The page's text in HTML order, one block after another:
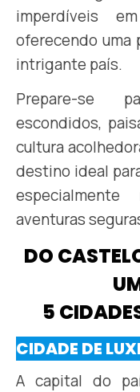
imperdíveis
oferecendo uma
intrigante país.
Prepare-se
escondidos,
cultura
destino ideal
aventuras
DO
5
CIDADE DE
A capital do